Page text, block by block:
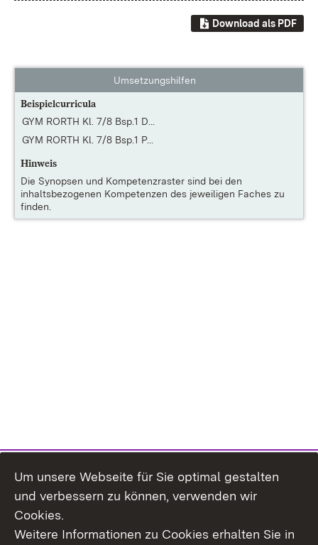
Download als PDF
Umsetzungshilfen
Beispielcurricula
GYM RORTH Kl. 7/8 Bsp.1 D...
GYM RORTH Kl. 7/8 Bsp.1 P...
Hinweis
Die Synopsen und Kompetenzraster sind bei den
inhaltsbezogenen Kompetenzen des jeweiligen Faches zu
finden.
Um unsere Webseite für Sie optimal gestalten
und verbessern zu können, verwenden wir
Cookies.
Weitere Informationen zu Cookies erhalten Sie in